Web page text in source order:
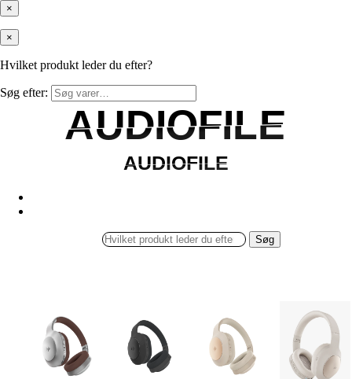
×
×
Hvilket produkt leder du efter?
Søg efter:
AUDIOFILE
AUDIOFILE
AUDIOFILE
AUDIOFILE
Søg